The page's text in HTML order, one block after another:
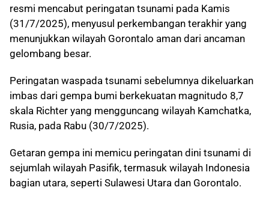
resmi mencabut peringatan tsunami pada Kamis
(31/7/2025), menyusul perkembangan terakhir yang
menunjukkan wilayah Gorontalo aman dari ancaman
gelombang besar.
Peringatan waspada tsunami sebelumnya dikeluarkan
imbas dari gempa bumi berkekuatan magnitudo 8,7
skala Richter yang mengguncang wilayah Kamchatka,
Rusia, pada Rabu (30/7/2025).
Getaran gempa ini memicu peringatan dini tsunami di
sejumlah wilayah Pasifik, termasuk wilayah Indonesia
bagian utara, seperti Sulawesi Utara dan Gorontalo.